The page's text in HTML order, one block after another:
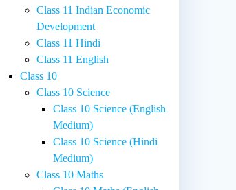
Class 11 Indian Economic
Development
Class 11 Hindi
Class 11 English
Class 10
Class 10 Science
Class 10 Science (English
Medium)
Class 10 Science (Hindi
Medium)
Class 10 Maths